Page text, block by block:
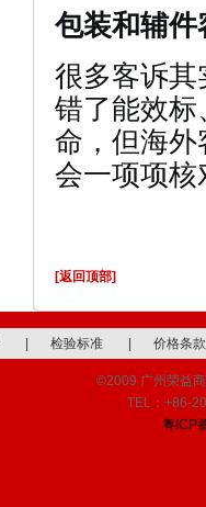
包装和辅
很多客诉
错了能效
命，但海
会一项项
[返回顶部]
检验标准 价格条款
©2009 广州荣益
TEL：+86-
粤ICP